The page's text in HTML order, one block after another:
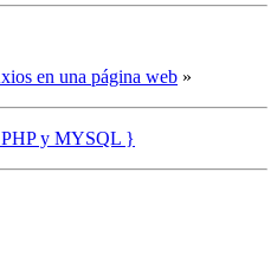
en una página web »
y MYSQL }